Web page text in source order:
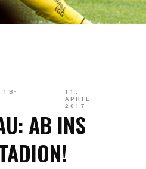
1B-
11.
APRIL
2017
AB INS